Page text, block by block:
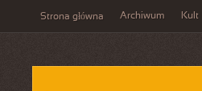
Strona główna Archiwum Kult